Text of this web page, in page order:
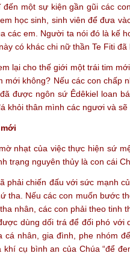
đến một sự kiện gần gũi các
học sinh, sinh viên để đưa
các em. Người ta nói đó là kế
có khác chi nữ thần Te Fiti
lại cho thế giới một trái tim
không? Nếu các con chấp
được ngôn sứ Êdêkiel loan
khỏi thân mình các ngươi và
nhạt của việc thực hiện sứ
trạng nguyên thủy là con cái
phải chiến đấu với sức mạnh
tha. Nếu các con muốn bước
nhân, các con phải theo tinh
dùng dối trá để đối phó
nhân, gia đình, phe nhóm
cụ bình an của Chúa “để